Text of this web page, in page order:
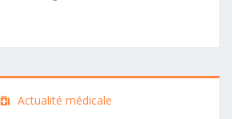
Actualité médicale